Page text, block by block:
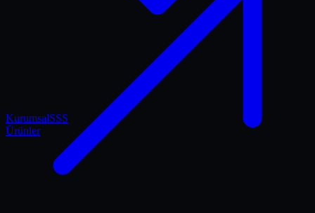
KurumsalSSS
Ürünler